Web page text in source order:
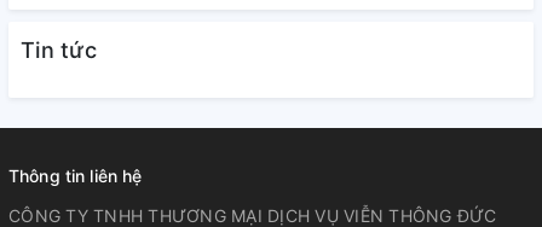
Tin tức
Thông tin liên hệ
CÔNG TY TNHH THƯƠNG MẠI DỊCH VỤ VIỄN THÔNG ĐỨC